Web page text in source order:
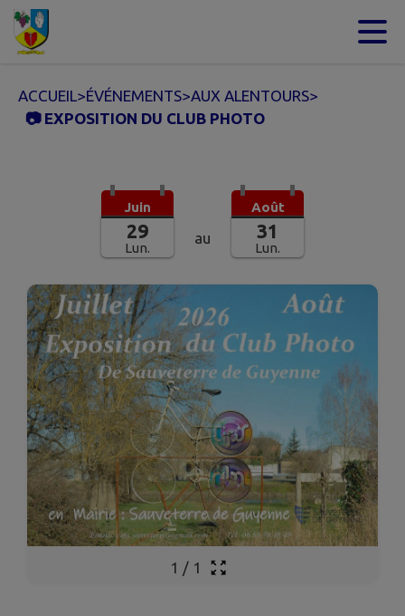
Contenu
ACCUEIL>ÉVÉNEMENTS>AUX ALENTOURS>
📷 EXPOSITION DU CLUB PHOTO
Juin
29
Lun.
au
Août
31
Lun.
1 / 1